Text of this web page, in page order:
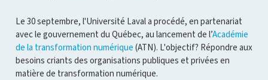
Le 30 septembre, l'Université Laval a procédé, en partenariat
avec le gouvernement du Québec, au lancement de l’Académie
de la transformation numérique (ATN). L'objectif? Répondre aux
besoins criants des organisations publiques et privées en
matière de transformation numérique.